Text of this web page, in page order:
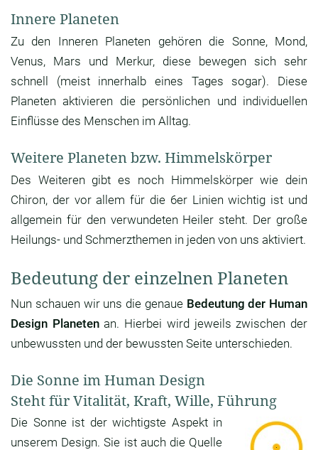
Innere Planeten
Zu den Inneren Planeten gehören die Sonne, Mond,
Venus, Mars und Merkur, diese bewegen sich sehr
schnell (meist innerhalb eines Tages sogar). Diese
Planeten aktivieren die persönlichen und individuellen
Einflüsse des Menschen im Alltag.
Weitere Planeten bzw. Himmelskörper
Des Weiteren gibt es noch Himmelskörper wie dein
Chiron, der vor allem für die 6er Linien wichtig ist und
allgemein für den verwundeten Heiler steht. Der große
Heilungs- und Schmerzthemen in jeden von uns aktiviert.
Bedeutung der einzelnen Planeten
Nun schauen wir uns die genaue Bedeutung der Human
Design Planetenan. Hierbei wird jeweils zwischen der
unbewussten und der bewussten Seite unterschieden.
Die Sonne im Human Design
Steht für Vitalität, Kraft, Wille, Führung
Die Sonne ist der wichtigste Aspekt in
unserem Design. Sie ist auch die Quelle